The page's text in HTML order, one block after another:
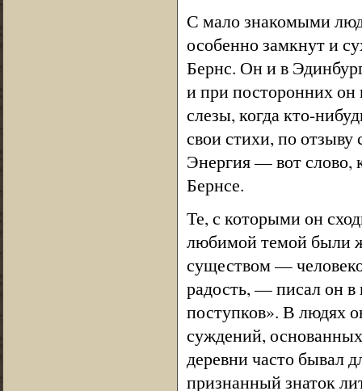
С мало знакомыми
особенно замкнут и
Бернс. Он и в
и при посторонних он
слезы, когда кто-
свои стихи, по
Энергия — вот слово,
Бернсе.
Те, с которыми он
любимой темой были
существом —
радость, — писал он
поступков». В людях
суждений,
деревни часто бывал
признанный знаток